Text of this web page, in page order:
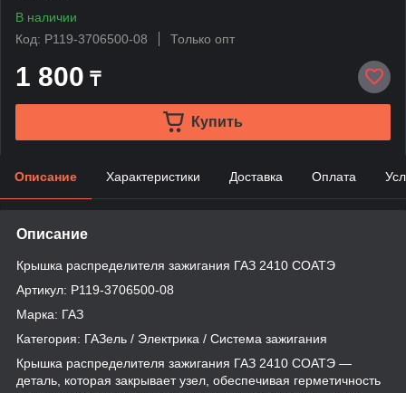
В наличии
Код: Р119-3706500-08
Только опт
1 800 ₸
Купить
Описание Характеристики Доставка Оплата
Описание
Крышка распределителя зажигания ГАЗ 2410 СОАТЭ
Артикул: Р119-3706500-08
Марка: ГАЗ
Категория: ГАЗель / Электрика / Система зажигания
Крышка распределителя зажигания ГАЗ 2410 СОАТЭ —
деталь, которая закрывает узел, обеспечивая герметичность